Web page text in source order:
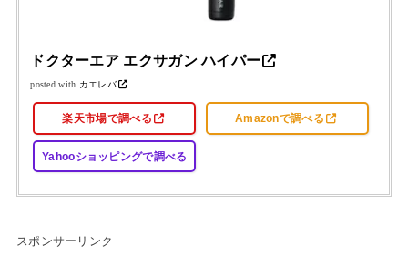
ドクターエア エクサガン ハイパー
posted with カエレバ
楽天市場で調べる Amazonで調べる
Yahooショッピングで調べる
スポンサーリンク